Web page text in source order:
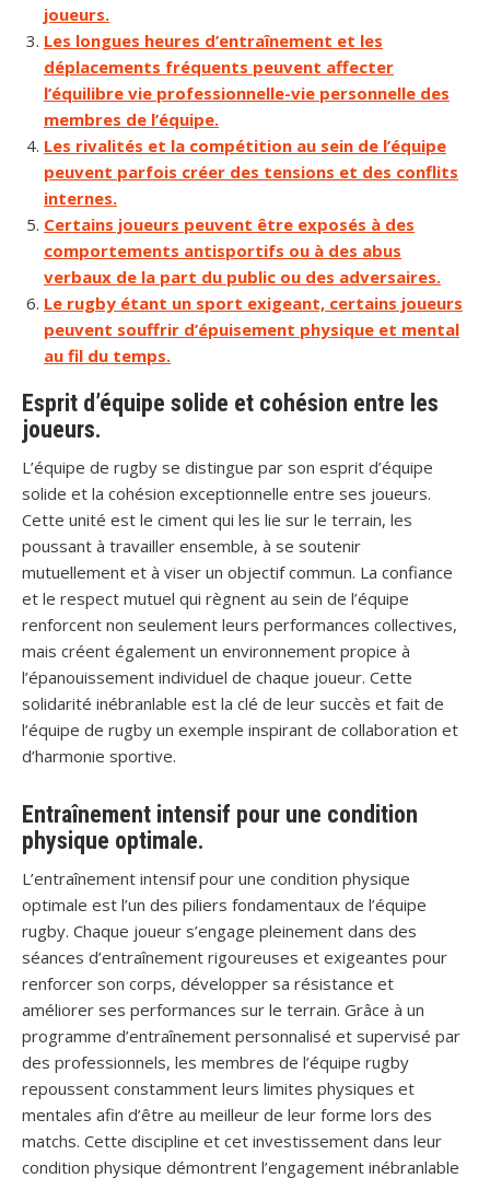
joueurs.
Les longues heures d’entraînement et les
déplacements fréquents peuvent affecter
l’équilibre vie professionnelle-vie personnelle des
membres de l’équipe.
Les rivalités et la compétition au sein de l’équipe
peuvent parfois créer des tensions et des conflits
internes.
Certains joueurs peuvent être exposés à des
comportements antisportifs ou à des abus
verbaux de la part du public ou des adversaires.
Le rugby étant un sport exigeant, certains joueurs
peuvent souffrir d’épuisement physique et mental
au fil du temps.
Esprit d’équipe solide et cohésion entre les
joueurs.
L’équipe de rugby se distingue par son esprit d’équipe
solide et la cohésion exceptionnelle entre ses joueurs.
Cette unité est le ciment qui les lie sur le terrain, les
poussant à travailler ensemble, à se soutenir
mutuellement et à viser un objectif commun. La confiance
et le respect mutuel qui règnent au sein de l’équipe
renforcent non seulement leurs performances collectives,
mais créent également un environnement propice à
l’épanouissement individuel de chaque joueur. Cette
solidarité inébranlable est la clé de leur succès et fait de
l’équipe de rugby un exemple inspirant de collaboration et
d’harmonie sportive.
Entraînement intensif pour une condition
physique optimale.
L’entraînement intensif pour une condition physique
optimale est l’un des piliers fondamentaux de l’équipe
rugby. Chaque joueur s’engage pleinement dans des
séances d’entraînement rigoureuses et exigeantes pour
renforcer son corps, développer sa résistance et
améliorer ses performances sur le terrain. Grâce à un
programme d’entraînement personnalisé et supervisé par
des professionnels, les membres de l’équipe rugby
repoussent constamment leurs limites physiques et
mentales afin d’être au meilleur de leur forme lors des
matchs. Cette discipline et cet investissement dans leur
condition physique démontrent l’engagement inébranlable